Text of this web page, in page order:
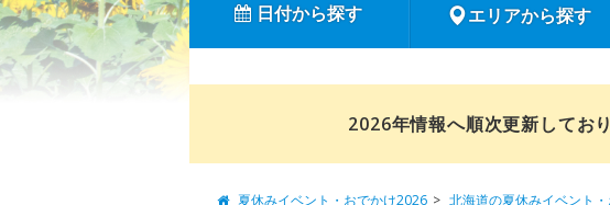
日付から探す エリアから探す
2026年情報へ順次更新してお
夏休みイベント・おでかけ2026 北海道の夏休みイベント